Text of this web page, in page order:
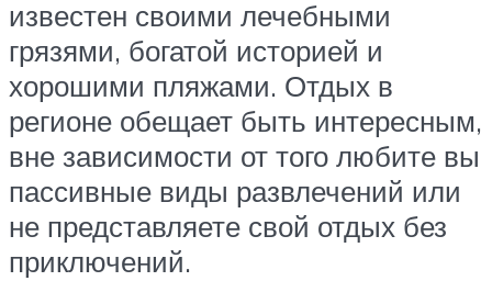
известен своими лечебными
грязями, богатой историей и
хорошими пляжами. Отдых в
регионе обещает быть интересным,
вне зависимости от того любите вы
пассивные виды развлечений или
не представляете свой отдых без
приключений.